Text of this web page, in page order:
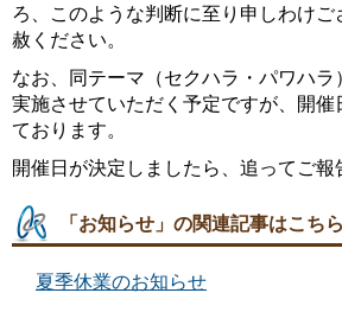
ろ、このような判断に至り申しわけご
赦ください。
なお、同テーマ（セクハラ・パワハラ
実施させていただく予定ですが、開催
ております。
開催日が決定しましたら、追ってご報
「お知らせ」の関連記事はこちら
夏季休業のお知らせ